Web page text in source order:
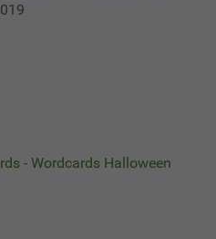
- Wordcards Halloween